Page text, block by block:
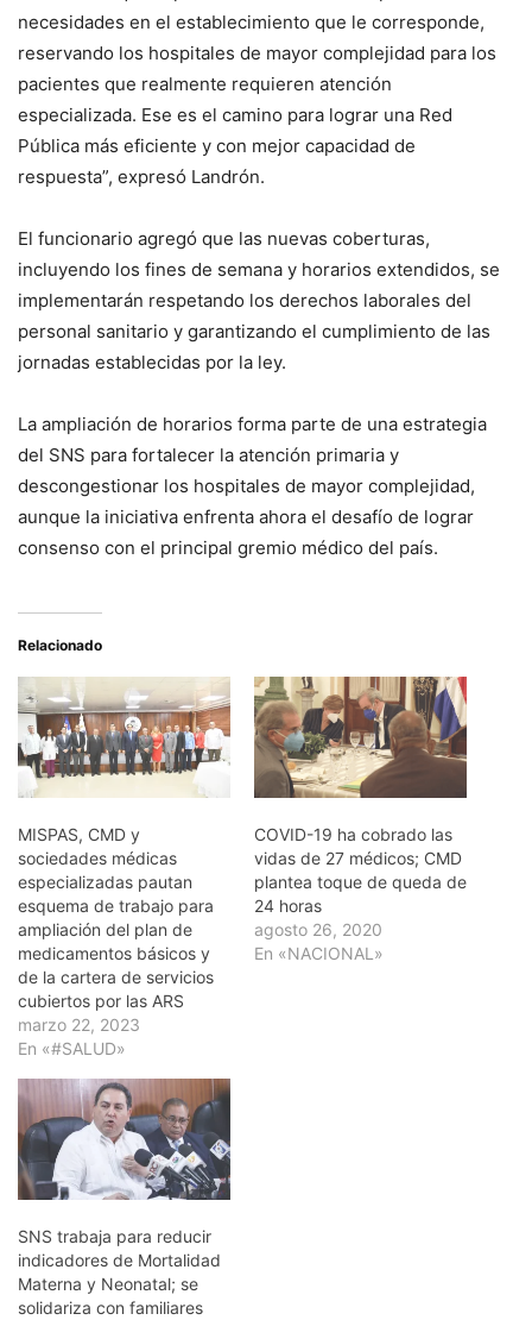
necesidades en el establecimiento que le corresponde,
reservando los hospitales de mayor complejidad para los
pacientes que realmente requieren atención
especializada. Ese es el camino para lograr una Red
Pública más eficiente y con mejor capacidad de
respuesta”, expresó Landrón.
El funcionario agregó que las nuevas coberturas,
incluyendo los fines de semana y horarios extendidos, se
implementarán respetando los derechos laborales del
personal sanitario y garantizando el cumplimiento de las
jornadas establecidas por la ley.
La ampliación de horarios forma parte de una estrategia
del SNS para fortalecer la atención primaria y
descongestionar los hospitales de mayor complejidad,
aunque la iniciativa enfrenta ahora el desafío de lograr
consenso con el principal gremio médico del país.
Relacionado
MISPAS, CMD y
sociedades médicas
especializadas pautan
esquema de trabajo para
ampliación del plan de
medicamentos básicos y
de la cartera de servicios
cubiertos por las ARS
marzo 22, 2023
En «#SALUD»
COVID-19 ha cobrado las
vidas de 27 médicos; CMD
plantea toque de queda de
24 horas
agosto 26, 2020
En «NACIONAL»
SNS trabaja para reducir
indicadores de Mortalidad
Materna y Neonatal; se
solidariza con familiares